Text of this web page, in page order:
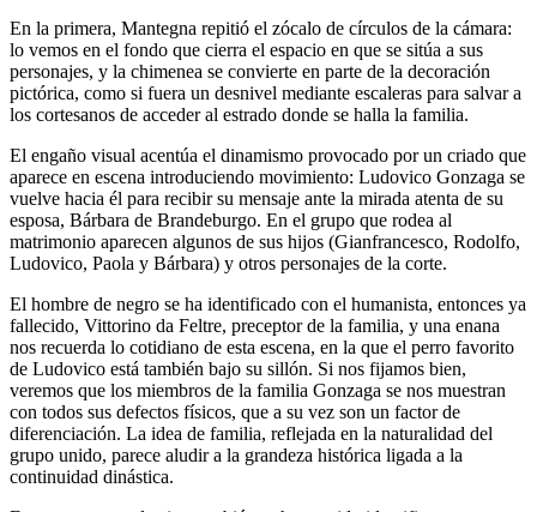
En la primera, Mantegna repitió el zócalo de círculos de la cámara:
lo vemos en el fondo que cierra el espacio en que se sitúa a sus
personajes, y la chimenea se convierte en parte de la decoración
pictórica, como si fuera un desnivel mediante escaleras para salvar a
los cortesanos de acceder al estrado donde se halla la familia.
El engaño visual acentúa el dinamismo provocado por un criado que
aparece en escena introduciendo movimiento: Ludovico Gonzaga se
vuelve hacia él para recibir su mensaje ante la mirada atenta de su
esposa, Bárbara de Brandeburgo. En el grupo que rodea al
matrimonio aparecen algunos de sus hijos (Gianfrancesco, Rodolfo,
Ludovico, Paola y Bárbara) y otros personajes de la corte.
El hombre de negro se ha identificado con el humanista, entonces ya
fallecido, Vittorino da Feltre, preceptor de la familia, y una enana
nos recuerda lo cotidiano de esta escena, en la que el perro favorito
de Ludovico está también bajo su sillón. Si nos fijamos bien,
veremos que los miembros de la familia Gonzaga se nos muestran
con todos sus defectos físicos, que a su vez son un factor de
diferenciación. La idea de familia, reflejada en la naturalidad del
grupo unido, parece aludir a la grandeza histórica ligada a la
continuidad dinástica.